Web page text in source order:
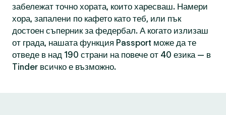
забележат точно хората, които харесваш. Намери
хора, запалени по кафето като теб, или пък
достоен съперник за федербал. А когато излизаш
от града, нашата функция Passport може да те
отведе в над 190 страни на повече от 40 езика — в
Tinder всичко е възможно.